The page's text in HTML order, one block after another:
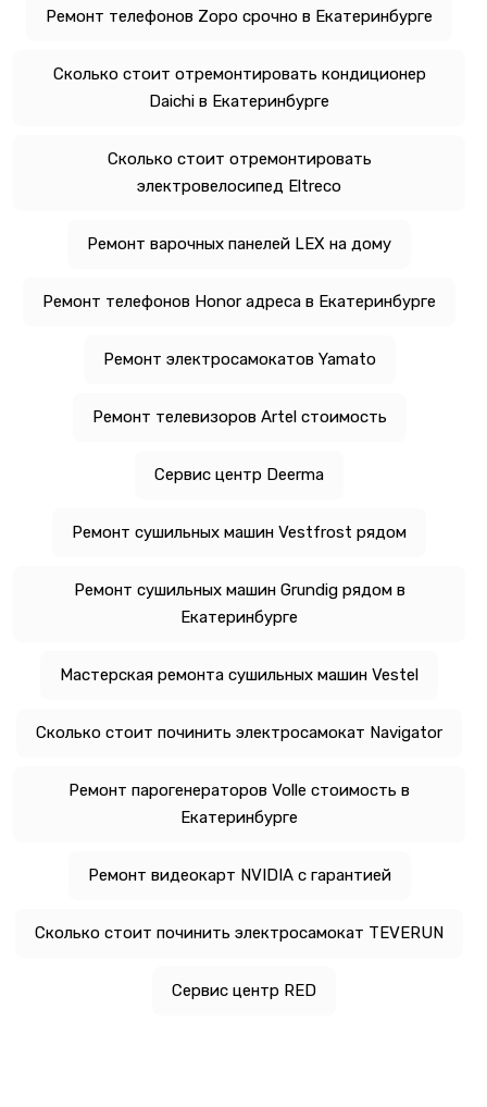
Ремонт телефонов Zopo срочно в Екатеринбурге
Сколько стоит отремонтировать кондиционер
Daichi в Екатеринбурге
Сколько стоит отремонтировать
электровелосипед Eltreco
Ремонт варочных панелей LEX на дому
Ремонт телефонов Honor адреса в Екатеринбурге
Ремонт электросамокатов Yamato
Ремонт телевизоров Artel стоимость
Сервис центр Deerma
Ремонт сушильных машин Vestfrost рядом
Ремонт сушильных машин Grundig рядом в
Екатеринбурге
Мастерская ремонта сушильных машин Vestel
Сколько стоит починить электросамокат Navigator
Ремонт парогенераторов Volle стоимость в
Екатеринбурге
Ремонт видеокарт NVIDIA с гарантией
Сколько стоит починить электросамокат TEVERUN
Сервис центр RED